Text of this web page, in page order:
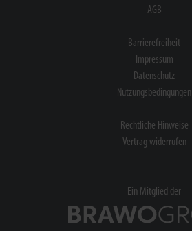
AGB
Barrierefreiheit
Impressum
Datenschutz
Nutzungsbedingungen
Rechtliche Hinweise
Vertrag widerrufen
Ein Mitglied der